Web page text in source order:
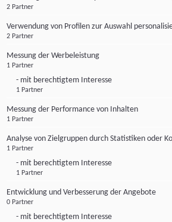
2 Partner
Verwendung von Profilen zur Auswahl
2 Partner
Messung der Werbeleistung
1 Partner
- mit berechtigtem Interesse
1 Partner
Messung der Performance von Inhalten
1 Partner
Analyse von Zielgruppen durch Statistiken oder
1 Partner
- mit berechtigtem Interesse
1 Partner
Entwicklung und Verbesserung der Angebote
0 Partner
- mit berechtigtem Interesse